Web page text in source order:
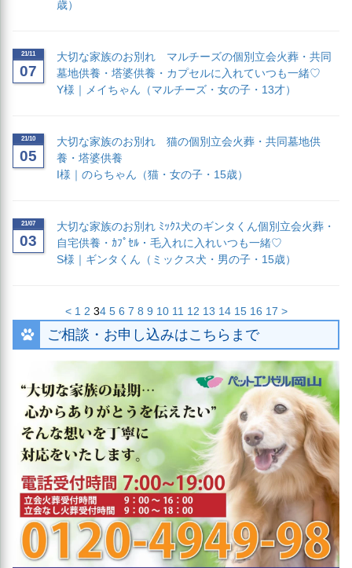
歳）
21/11
07
大切な家族のお別れ マルチーズの個別立会火葬・共同
墓地供養・塔婆供養・カプセルに入れていつも一緒♡
Y様｜メイちゃん（マルチーズ・女の子・13才）
21/10
05
大切な家族のお別れ 猫の個別立会火葬・共同墓地供
養・塔婆供養
I様｜のらちゃん（猫・女の子・15歳）
21/07
03
大切な家族のお別れ ﾐｯｸｽ犬のギンタくん個別立会火葬・
自宅供養・ｶﾌﾟｾﾙ・毛入れに入れいつも一緒♡
S様｜ギンタくん（ミックス犬・男の子・15歳）
< 1 2 34 5 6 7 8 9 10 11 12 13 14 15 16 17 >
ご相談・お申し込みはこちらまで